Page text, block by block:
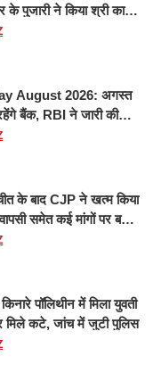
के पुजारी ने किया श्री काशी
August 2026: अगस्त
बैंक, RBI ने जारी की
के बाद CJP ने खत्म किया
समेत कई मांगों पर बनी
पॉलिथीन में मिला युवती
मिले कटे, जांच में जुटी पुलिस